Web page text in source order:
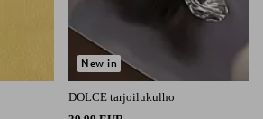
DOLCE tarjoilukulho
New in